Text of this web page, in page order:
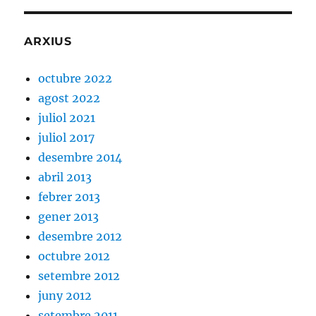
ARXIUS
octubre 2022
agost 2022
juliol 2021
juliol 2017
desembre 2014
abril 2013
febrer 2013
gener 2013
desembre 2012
octubre 2012
setembre 2012
juny 2012